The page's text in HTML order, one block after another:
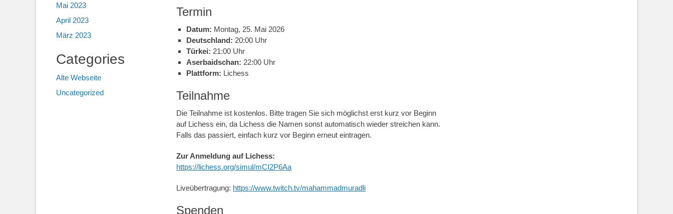
Termin
Datum: Montag, 25. Mai 2026
Deutschland: 20:00 Uhr
Türkei: 21:00 Uhr
Aserbaidschan: 22:00 Uhr
Plattform: Lichess
Teilnahme
Die Teilnahme ist kostenlos. Bitte tragen Sie sich möglichst erst kurz vor Beginn
auf Lichess ein, da Lichess die Namen sonst automatisch wieder streichen kann.
Falls das passiert, einfach kurz vor Beginn erneut eintragen.
Zur Anmeldung auf Lichess:
https://lichess.org/simul/mCI2P6Aa
Liveübertragung: https://www.twitch.tv/mahammadmuradli
Spenden
Mai 2023
April 2023
März 2023
Categories
Alte Webseite
Uncategorized